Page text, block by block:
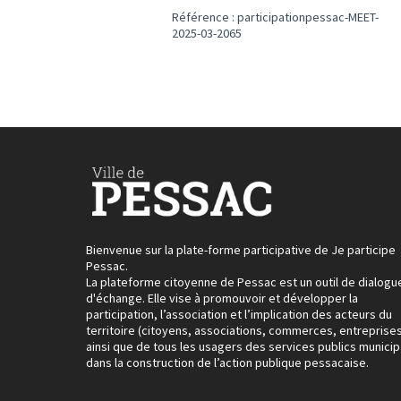
Référence : participationpessac-MEET-
2025-03-2065
Bienvenue sur la plate-forme participative de Je participe
Pessac.
La plateforme citoyenne de Pessac est un outil de
d'échange. Elle vise à promouvoir et développer la
participation, l’association et l’implication des acteurs du
territoire (citoyens, associations, commerces,
ainsi que de tous les usagers des services publics
dans la construction de l’action publique pessacaise.